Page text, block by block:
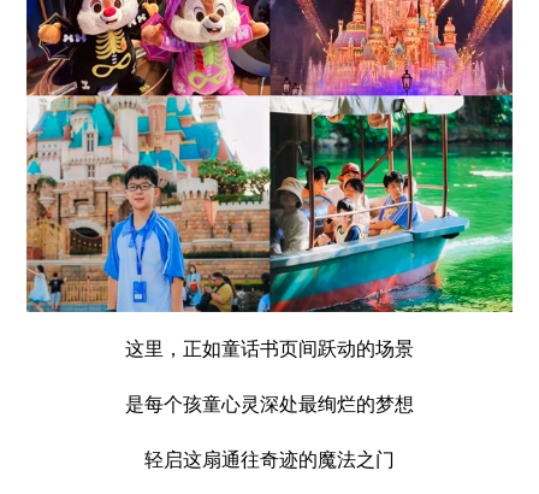
这里，正如童话书页间跃动的场景
是每个孩童心灵深处最绚烂的梦想
轻启这扇通往奇迹的魔法之门